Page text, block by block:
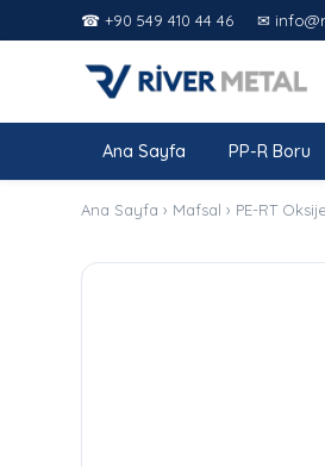
☎ +90 549 410 44 46 ✉
Ana Sayfa PP-R Boru
Ana Sayfa › Mafsal › PE-RT